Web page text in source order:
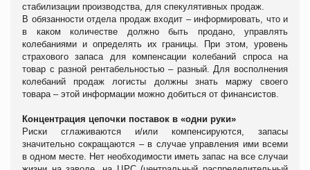
стабилизации производства, для спекулятивных продаж.
В обязанности отдела продаж входит – информировать, что и
в каком количестве должно быть продано, управлять
колебаниями и определять их границы. При этом, уровень
страхового запаса для компенсации колебаний спроса на
товар с разной рентабельностью – разный. Для восполнения
колебаний продаж логисты должны знать маржу своего
товара – этой информации можно добиться от финансистов.
Концентрация цепочки поставок в «одни руки»
Риски сглаживаются и/или компенсируются, запасы
значительно сокращаются – в случае управления ими всеми
в одном месте. Нет необходимости иметь запас на все случаи